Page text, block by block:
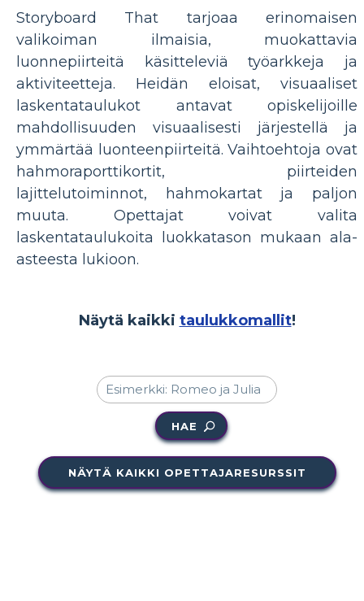
Storyboard That tarjoaa erinomaisen
valikoiman ilmaisia, muokattavia
luonnepiirteitä käsitteleviä työarkkeja ja
aktiviteetteja. Heidän eloisat, visuaaliset
laskentataulukot antavat opiskelijoille
mahdollisuuden visuaalisesti järjestellä ja
ymmärtää luonteenpiirteitä. Vaihtoehtoja ovat
hahmoraporttikortit, piirteiden
lajittelutoiminnot, hahmokartat ja paljon
muuta. Opettajat voivat valita
laskentataulukoita luokkatason mukaan ala-
asteesta lukioon.
Näytä kaikki taulukkomallit!
HAE
NÄYTÄ KAIKKI OPETTAJARESURSSIT